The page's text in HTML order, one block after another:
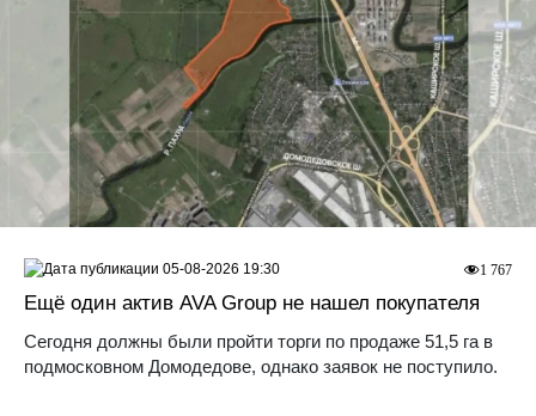
Ещё один актив AVA Group не нашел покупателя
Сегодня должны были пройти торги по продаже 51,5 га в
подмосковном Домодедове, однако заявок не поступило.
1 767
05-08-2026 19:30